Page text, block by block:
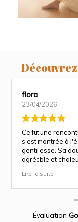
flora
23/04/2026
Ce fut une
s'est montrée à
gentillesse. Sa
agréable et
(grossesse et
Encore merci
Lire la suite
Évaluation